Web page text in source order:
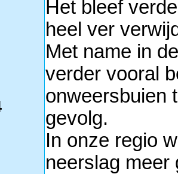
Het bleef
heel ver
Met name in
verder vooral
onweersbuien
gevolg.
In onze regio
neerslag meer